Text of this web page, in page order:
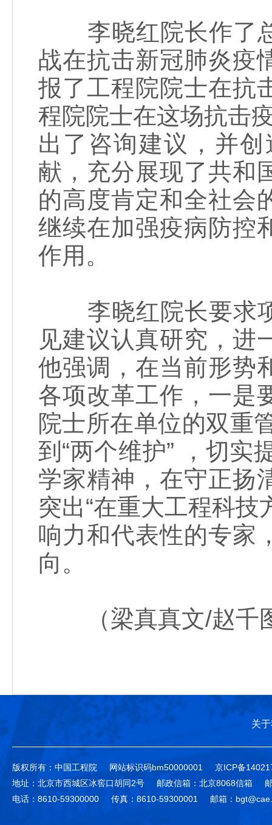
李晓红院长作了总
战在抗击新冠肺炎疫
报了工程院院士在抗
程院院士在这场抗击
出了咨询建议，并
献，充分展现了共和
的高度肯定和全社会
继续在加强疫病防控
作用。
李晓红院长要求项
见建议认真研究，进
他强调，在当前形势
各项改革工作，一是
院士所在单位的双重
到“两个维护” ，切实
学家精神，在守正扬
突出“在重大工程科
响力和代表性的专家
向。
（梁真真文/赵千
关
版权所有：中国工程院 网站标识码bm50000001
京ICP备
地址：北京市西城区冰窖口胡同2号
邮政信箱：北京8068信箱
电话：8610-59300000
传真：8610-59300001 邮箱：